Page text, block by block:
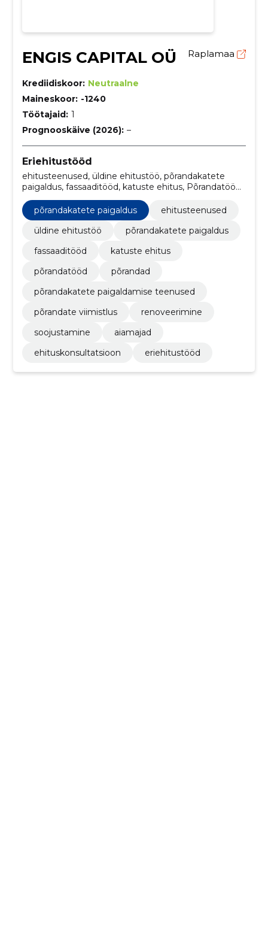
ENGIS CAPITAL OÜ Raplamaa
Krediidiskoor: Neutraalne
Maineskoor: -1240
Töötajaid: 1
Prognooskäive (2026): –
Eriehitustööd
ehitusteenused, üldine ehitustöö, põrandakatete
paigaldus, fassaaditööd, katuste ehitus, Põrandatööd,
Põrandad, põrandakatete paigaldus, põrandakatete
paigaldamise teenused, põrandate viimistlus
põrandakatete paigaldus
ehitusteenused
üldine ehitustöö
põrandakatete paigaldus
fassaaditööd
katuste ehitus
põrandatööd
põrandad
põrandakatete paigaldamise teenused
põrandate viimistlus
renoveerimine
soojustamine
aiamajad
ehituskonsultatsioon
eriehitustööd